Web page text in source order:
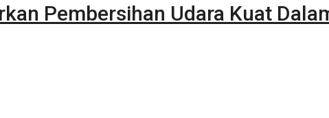
Pembersihan Udara Kuat